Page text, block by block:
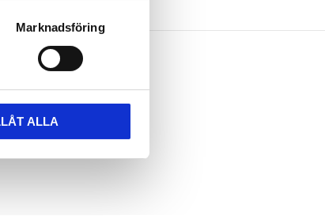
Marknadsföring
ALLA